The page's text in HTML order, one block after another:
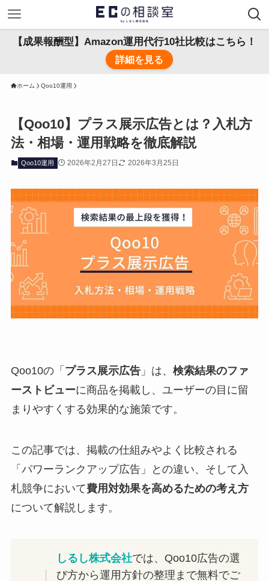
【成果報酬型】Amazon運用代行10社比較はこちら！
詳細を見る
ホーム Qoo10運用
【Qoo10】プラス展示広告とは？入札方
法・相場・運用戦略を徹底解説
Qoo10運用 2026年2月27日 2026年3月25日
Qoo10の「 プラス展示広告」は、 検索結果のファ
ーストビューに商品を掲載し、ユーザーの目に留
まりやすくする効果的な施策です。
この記事では、掲載の仕組みやよく比較される
「パワーランクアップ広告」との違い、そして入
札競争において費用対効果を高めるための考え方
について解説します。
しるし株式会社では、Qoo10広告の選
び方から運用方針の整理まで無料でご